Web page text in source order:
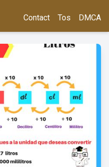
Contact Tos DMCA